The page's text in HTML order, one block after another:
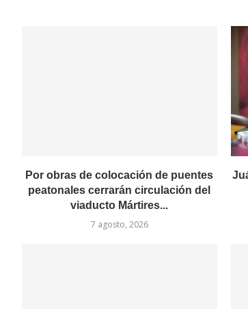
Por obras de colocación de puentes
peatonales cerrarán circulación del
viaducto Mártires...
7 agosto, 2026